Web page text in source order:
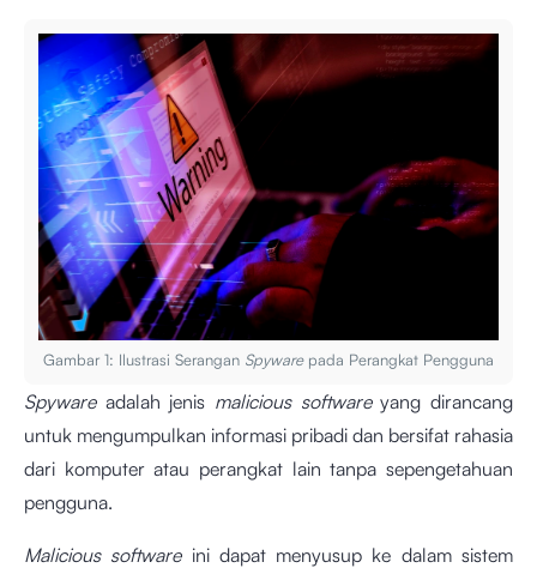
Gambar 1: Ilustrasi Serangan Spyware pada Perangkat Pengguna
Spywareadalah jenis malicious softwareyang dirancang
untuk mengumpulkan informasi pribadi dan bersifat rahasia
dari komputer atau perangkat lain tanpa sepengetahuan
pengguna.
Malicious softwareini dapat menyusup ke dalam sistem